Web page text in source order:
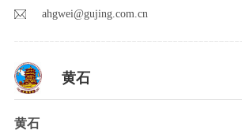
ahgwei@gujing.com.cn
黄石
黄石